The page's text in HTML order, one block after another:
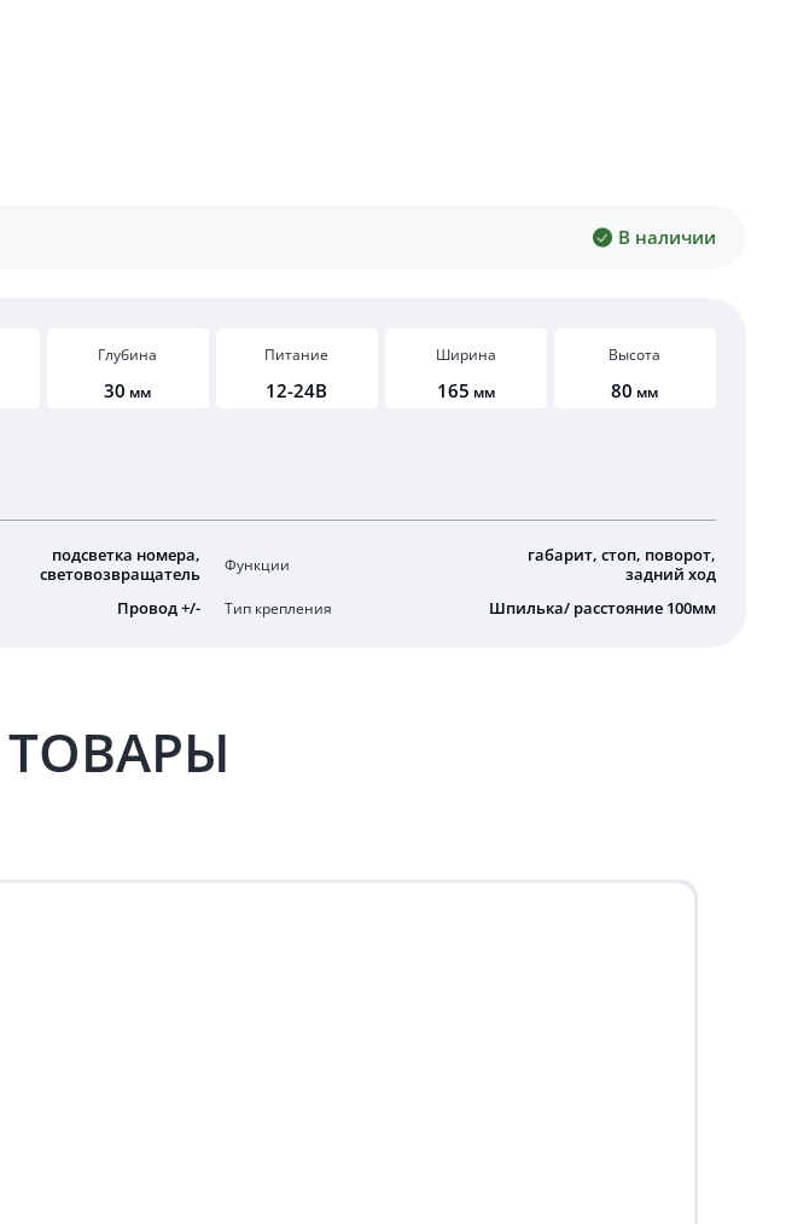
В наличии
Глубина
30 мм
Питание
12-24В
Ширина
165 мм
Высота
80 мм
подсветка номера,
световозвращатель
Функции
габарит, стоп, поворот,
задний ход
Провод +/- Тип крепления Шпилька/ расстояние 100мм